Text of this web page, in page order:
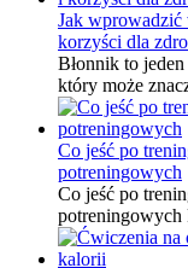
Jak wprowadzić
korzyści dla
Błonnik to
który może
Co jeść po
potreningowych
Co jeść po